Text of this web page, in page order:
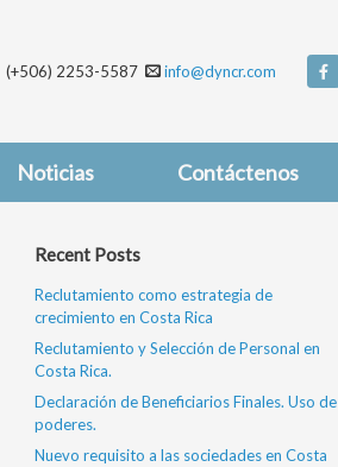
(+506) 2253-5587 info@dyncr.com
Noticias Contáctenos
Recent Posts
Reclutamiento como estrategia de
crecimiento en Costa Rica
Reclutamiento y Selección de Personal en
Costa Rica.
Declaración de Beneficiarios Finales. Uso de
poderes.
Nuevo requisito a las sociedades en Costa